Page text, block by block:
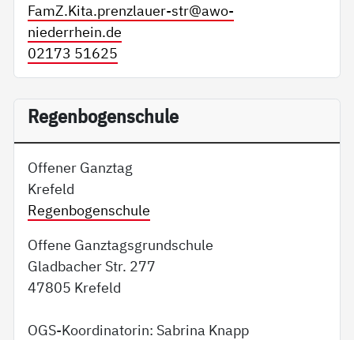
FamZ.Kita.prenzlauer-str@awo-
niederrhein.de
02173 51625
Regenbogenschule
Offener Ganztag
Krefeld
Regenbogenschule
Offene Ganztagsgrundschule
Gladbacher Str. 277
47805 Krefeld
OGS-Koordinatorin: Sabrina Knapp